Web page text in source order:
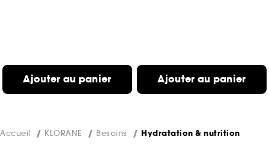
Ajouter au panier Ajouter au panier
Accueil KLORANE Besoins Hydratation & nutrition